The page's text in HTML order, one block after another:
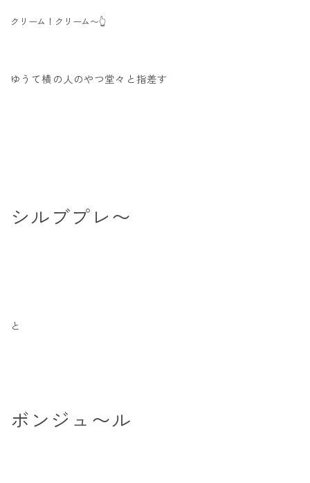
クリーム！クリーム〜👆
ゆうて横の人のやつ堂々と指差す
シルブプレ〜
と
ボンジュ〜ル